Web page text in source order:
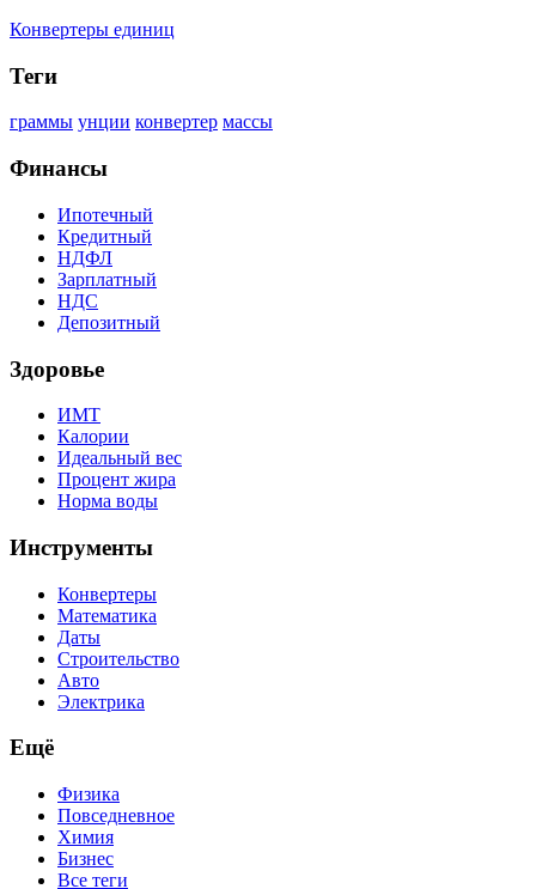
Конвертеры единиц
Теги
граммы унции конвертер массы
Финансы
Ипотечный
Кредитный
НДФЛ
Зарплатный
НДС
Депозитный
Здоровье
ИМТ
Калории
Идеальный вес
Процент жира
Норма воды
Инструменты
Конвертеры
Математика
Даты
Строительство
Авто
Электрика
Ещё
Физика
Повседневное
Химия
Бизнес
Все теги